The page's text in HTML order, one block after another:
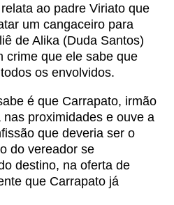
ao padre Viriato que
um cangaceiro para
de Alika (Duda Santos)
que ele sabe que
os envolvidos.
é que Carrapato, irmão
proximidades e ouve a
que deveria ser o
do vereador se
destino, na oferta de
que Carrapato já